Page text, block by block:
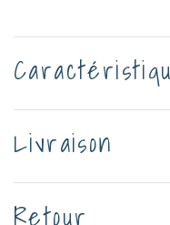
Livraison
Retour